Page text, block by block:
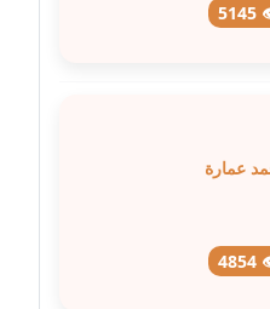
محمد
موسى
👁
عمارة
👁